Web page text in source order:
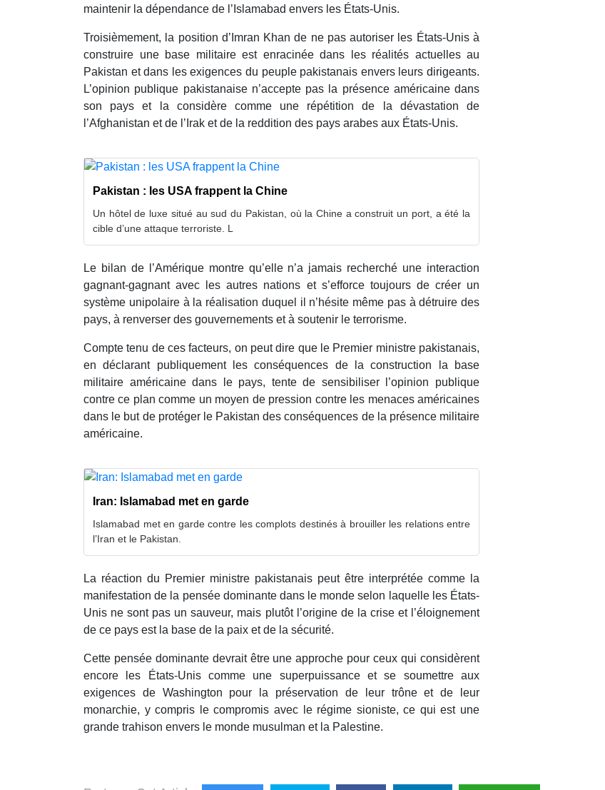
maintenir la dépendance de l’Islamabad envers les États-Unis.
Troisièmement, la position d’Imran Khan de ne pas autoriser les États-Unis à
construire une base militaire est enracinée dans les réalités actuelles au
Pakistan et dans les exigences du peuple pakistanais envers leurs dirigeants.
L’opinion publique pakistanaise n’accepte pas la présence américaine dans
son pays et la considère comme une répétition de la dévastation de
l’Afghanistan et de l’Irak et de la reddition des pays arabes aux États-Unis.
Pakistan : les USA frappent la Chine
Un hôtel de luxe situé au sud du Pakistan, où la Chine a construit un port, a été la
cible d’une attaque terroriste. L
Le bilan de l’Amérique montre qu’elle n’a jamais recherché une interaction
gagnant-gagnant avec les autres nations et s’efforce toujours de créer un
système unipolaire à la réalisation duquel il n’hésite même pas à détruire des
pays, à renverser des gouvernements et à soutenir le terrorisme.
Compte tenu de ces facteurs, on peut dire que le Premier ministre pakistanais,
en déclarant publiquement les conséquences de la construction la base
militaire américaine dans le pays, tente de sensibiliser l’opinion publique
contre ce plan comme un moyen de pression contre les menaces américaines
dans le but de protéger le Pakistan des conséquences de la présence militaire
américaine.
Iran: Islamabad met en garde
Islamabad met en garde contre les complots destinés à brouiller les relations entre
l’Iran et le Pakistan.
La réaction du Premier ministre pakistanais peut être interprétée comme la
manifestation de la pensée dominante dans le monde selon laquelle les États-
Unis ne sont pas un sauveur, mais plutôt l’origine de la crise et l’éloignement
de ce pays est la base de la paix et de la sécurité.
Cette pensée dominante devrait être une approche pour ceux qui considèrent
encore les États-Unis comme une superpuissance et se soumettre aux
exigences de Washington pour la préservation de leur trône et de leur
monarchie, y compris le compromis avec le régime sioniste, ce qui est une
grande trahison envers le monde musulman et la Palestine.